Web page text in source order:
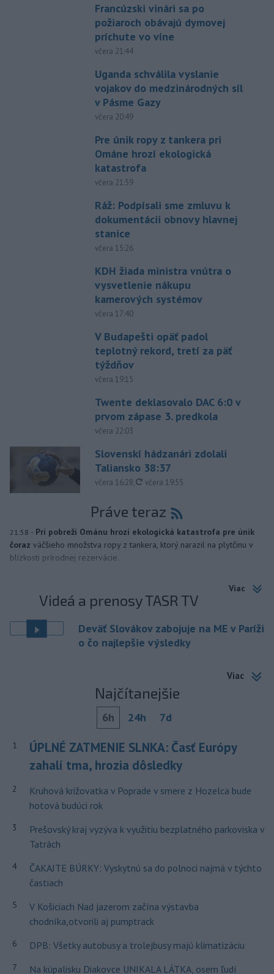
Francúzski vinári sa po
požiaroch obávajú dymovej
príchute vo víne
včera 21:44
Uganda schválila vyslanie
vojakov do medzinárodných síl
v Pásme Gazy
včera 20:49
Pre únik ropy z tankera pri
Ománe hrozí ekologická
katastrofa
včera 21:59
Ráž: Podpísali sme zmluvu k
dokumentácii obnovy hlavnej
stanice
včera 15:26
KDH žiada ministra vnútra o
vysvetlenie nákupu
kamerových systémov
včera 17:40
V Budapešti opäť padol
teplotný rekord, tretí za päť
týždňov
včera 19:15
Twente deklasovalo DAC 6:0 v
prvom zápase 3. predkola
včera 22:03
Slovenskí hádzanári zdolali
Taliansko 38:37
včera 16:28, aktualizované
včera 19:55
Práve teraz
21:58 - Pri pobreží Ománu hrozí ekologická katastrofa pre únik
čoraz väčšieho množstva ropy z tankera, ktorý narazil na plytčinu v
blízkosti prírodnej rezervácie.
Viac
Videá a prenosy TASR TV
Deväť Slovákov zabojuje na ME v Paríži
o čo najlepšie výsledky
Viac
Najčítanejšie
6h 24h 7d
1
ÚPLNÉ ZATMENIE SLNKA: Časť Európy
zahalí tma, hrozia dôsledky
2
Kruhová križovatka v Poprade v smere z Hozelca bude
hotová budúci rok
3
Prešovský kraj vyzýva k využitiu bezplatného parkoviska v
Tatrách
4
ČAKAJTE BÚRKY: Vyskytnú sa do polnoci najmä v týchto
častiach
5
V Košiciach Nad jazerom začína výstavba
chodníka,otvorili aj pumptrack
6 DPB: Všetky autobusy a trolejbusy majú klimatizáciu
7 Na kúpalisku Diakovce UNIKALA LÁTKA, osem ľudí